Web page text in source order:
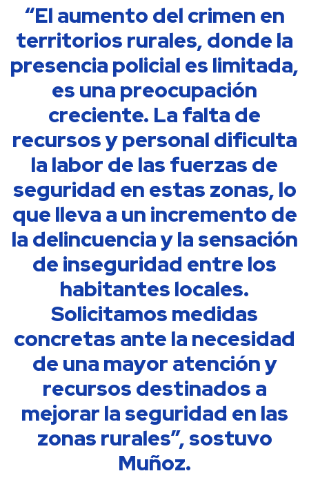
“El aumento del crimen en
territorios rurales, donde la
presencia policial es limitada,
es una preocupación
creciente. La falta de
recursos y personal dificulta
la labor de las fuerzas de
seguridad en estas zonas, lo
que lleva a un incremento de
la delincuencia y la sensación
de inseguridad entre los
habitantes locales.
Solicitamos medidas
concretas ante la necesidad
de una mayor atención y
recursos destinados a
mejorar la seguridad en las
zonas rurales”, sostuvo
Muñoz.